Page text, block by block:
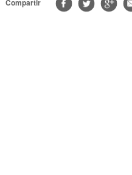
Compartir